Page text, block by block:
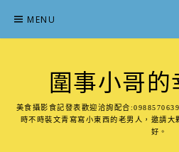
content
MENU
圍事小哥
美食攝影食記發表歡迎洽詢配合
時不時裝文青寫寫小東西的老男人，邀請
好。